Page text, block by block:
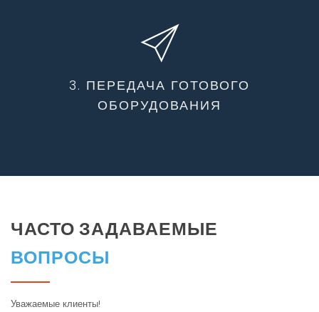
3. ПЕРЕДАЧА ГОТОВОГО
ОБОРУДОВАНИЯ
ЧАСТО ЗАДАВАЕМЫЕ
ВОПРОСЫ
Уважаемые клиенты!